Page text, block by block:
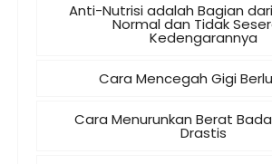
Anti-Nutrisi adalah Bagian
Normal dan Tidak
Kedengarannya
Cara Mencegah Gigi
Cara Menurunkan Berat
Drastis